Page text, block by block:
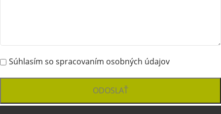
Súhlasím so spracovaním osobných údajov